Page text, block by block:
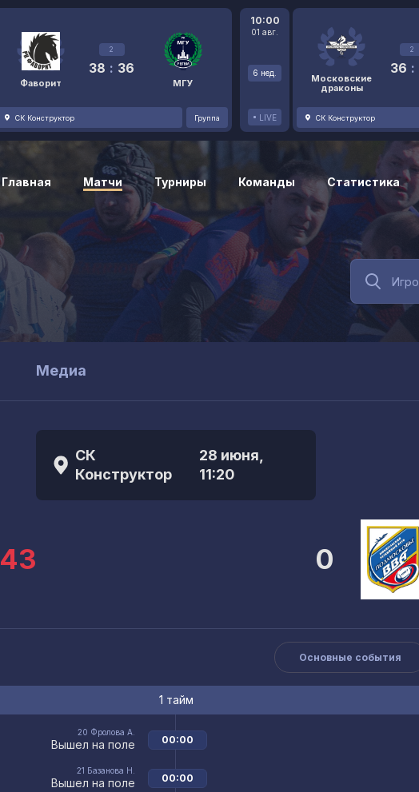
Фаворит
2
38 : 36
МГУ
СК Конструктор Группа
10:00
01 авг.
6 нед.
LIVE
Московские
драконы
2
36 :
СК Конструктор
Главная Матчи Турниры Команды Статистика
Медиа
СК
Конструктор
28 июня,
11:20
43 0
Основные события
1 тайм
20 Фролова А.
Вышел на поле 00:00
21 Базанова Н.
Вышел на поле 00:00